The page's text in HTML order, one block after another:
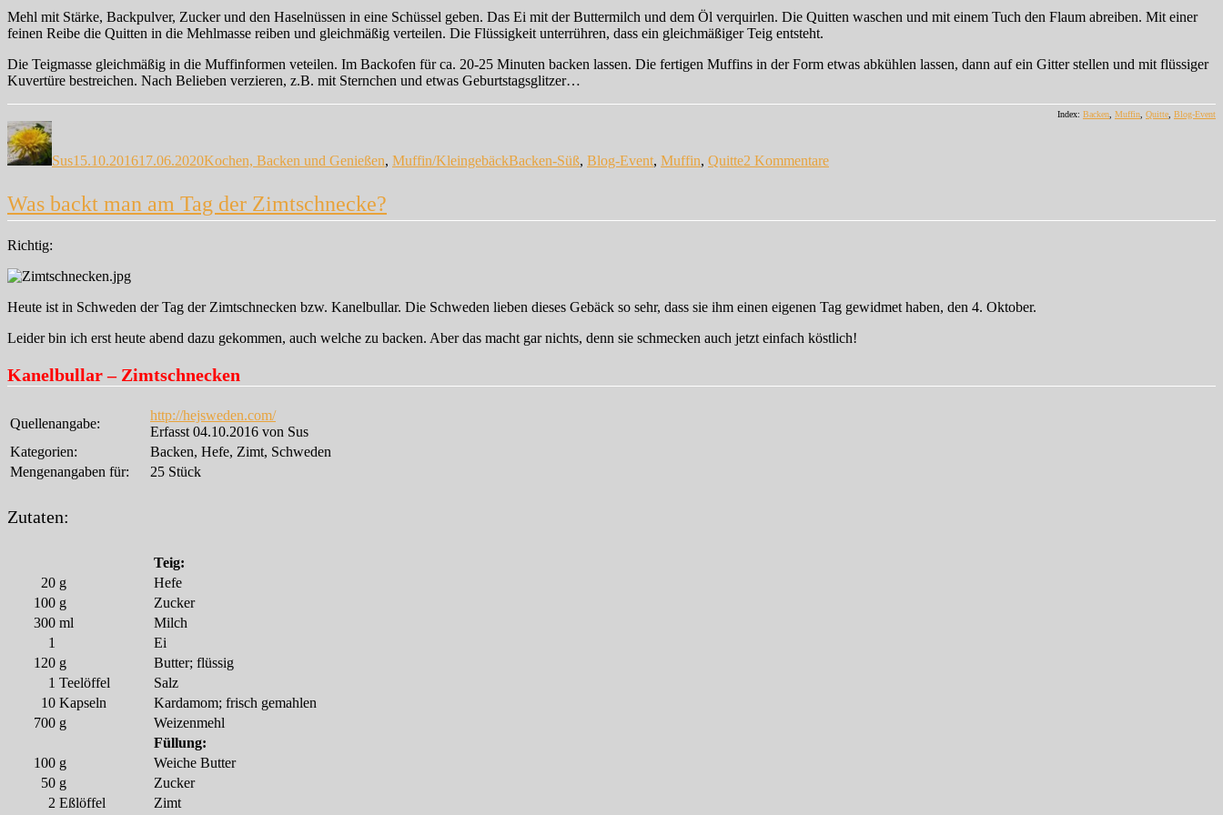
Mehl mit Stärke, Backpulver, Zucker und den Haselnüssen in eine Schüssel geben. Das Ei mit der Buttermilch und dem Öl verquirlen. Die Quitten waschen und mit einem Tuch den Flaum abreiben. Mit einer
feinen Reibe die Quitten in die Mehlmasse reiben und gleichmäßig verteilen. Die Flüssigkeit unterrühren, dass ein gleichmäßiger Teig entsteht.
Die Teigmasse gleichmäßig in die Muffinformen veteilen. Im Backofen für ca. 20-25 Minuten backen lassen. Die fertigen Muffins in der Form etwas abkühlen lassen, dann auf ein Gitter stellen und mit flüssiger
Kuvertüre bestreichen. Nach Belieben verzieren, z.B. mit Sternchen und etwas Geburtstagsglitzer…
Index: Backen Muffin Quitte Blog-Event
Autor
Sus15.10.201617.06.2020Kochen, Backen und Genießen, Muffin/KleingebäckBacken-Süß, Blog-Event, Muffin, Quitte2 KommentareMuffins
Was backt man am Tag der Zimtschnecke?
Richtig:
Heute ist in Schweden der Tag der Zimtschnecken bzw. Kanelbullar. Die Schweden lieben dieses Gebäck so sehr, dass sie ihm einen eigenen Tag gewidmet haben, den 4. Oktober.
Leider bin ich erst heute abend dazu gekommen, auch welche zu backen. Aber das macht gar nichts, denn sie schmecken auch jetzt einfach köstlich!
Kanelbullar – Zimtschnecken
Quellenangabe:
http://hejsweden.com/
Erfasst 04.10.2016 von Sus
Kategorien:
Backen, Hefe, Zimt, Schweden
Mengenangaben für:
25 Stück
Zutaten:
Teig:
20 g
Hefe
100 g
Zucker
300 ml
Milch
1
Ei
120 g
Butter; flüssig
1 Teelöffel
Salz
10 Kapseln
Kardamom; frisch gemahlen
700 g
Weizenmehl
Füllung:
100 g
Weiche Butter
50 g
Zucker
2 Eßlöffel
Zimt